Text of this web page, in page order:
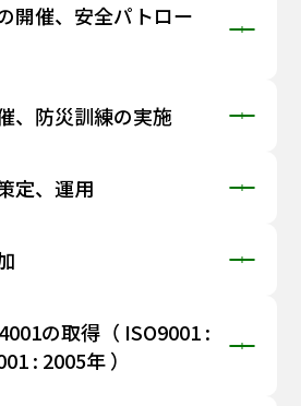
開催、安全パトロー
、防災訓練の実施
定、運用
の取得（ ISO9001 :
: 2005年 ）